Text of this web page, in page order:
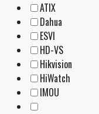
ATIX
Dahua
ESVI
HD-VS
Hikvision
HiWatch
IMOU